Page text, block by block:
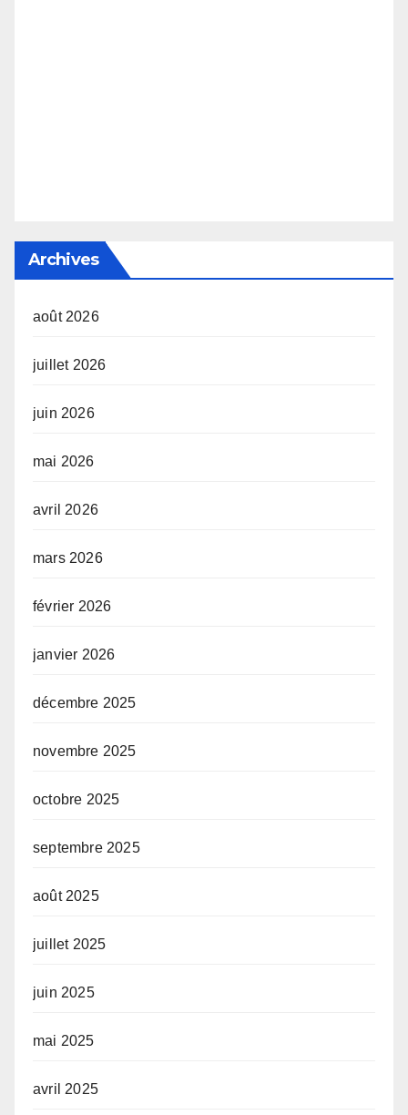
Archives
août 2026
juillet 2026
juin 2026
mai 2026
avril 2026
mars 2026
février 2026
janvier 2026
décembre 2025
novembre 2025
octobre 2025
septembre 2025
août 2025
juillet 2025
juin 2025
mai 2025
avril 2025